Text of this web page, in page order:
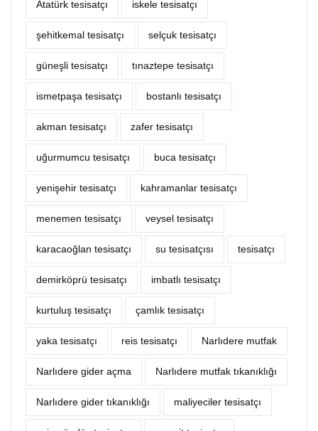
Atatürk tesisatçı iskele tesisatçı
şehitkemal tesisatçı selçuk tesisatçı
güneşli tesisatçı tınaztepe tesisatçı
ismetpaşa tesisatçı bostanlı tesisatçı
akman tesisatçı zafer tesisatçı
uğurmumcu tesisatçı buca tesisatçı
yenişehir tesisatçı kahramanlar tesisatçı
menemen tesisatçı veysel tesisatçı
karacaoğlan tesisatçı su tesisatçısı tesisatçı
demirköprü tesisatçı imbatlı tesisatçı
kurtuluş tesisatçı çamlık tesisatçı
yaka tesisatçı reis tesisatçı Narlıdere mutfak
Narlıdere gider açma Narlıdere mutfak tıkanıklığı
Narlıdere gider tıkanıklığı maliyeciler tesisatçı